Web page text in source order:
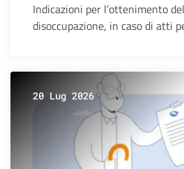
Indicazioni per l’ottenimento
disoccupazione, in caso di atti
20 Lug 2026